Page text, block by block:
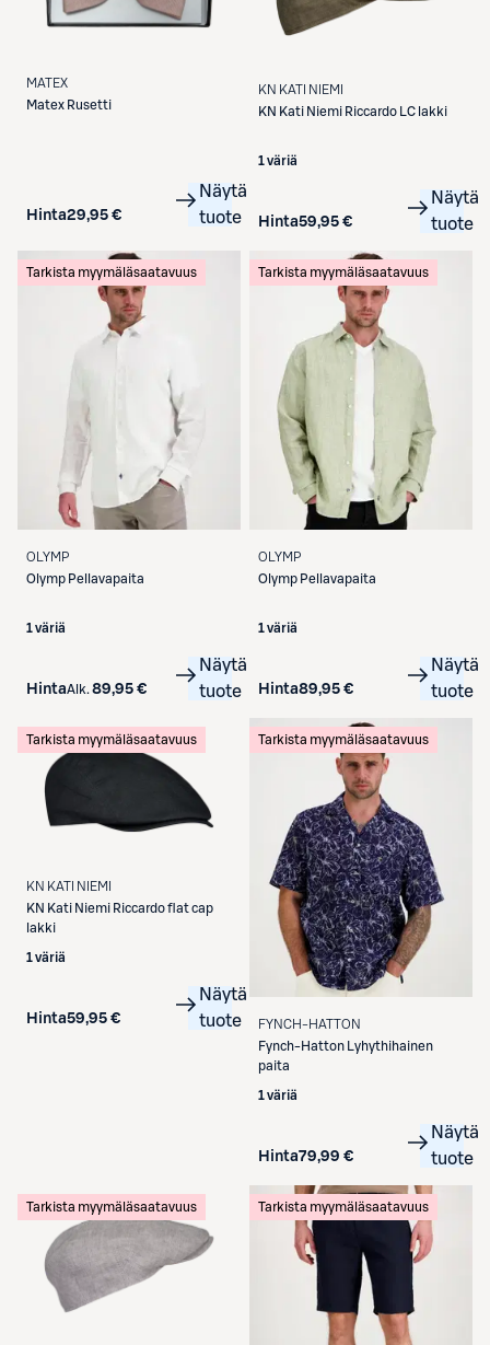
MATEX
Matex Rusetti
Hinta29,95 €
Näytä
tuote
KN KATI NIEMI
KN Kati Niemi Riccardo LC lakki
1 väriä
Hinta59,95 €
Näytä
tuote
Tarkista myymäläsaatavuus
OLYMP
Olymp Pellavapaita
1 väriä
HintaAlk. 89,95 €
Näytä
tuote
Tarkista myymäläsaatavuus
OLYMP
Olymp Pellavapaita
1 väriä
Hinta89,95 €
Näytä
tuote
Tarkista myymäläsaatavuus
KN KATI NIEMI
KN Kati Niemi Riccardo flat cap
lakki
1 väriä
Hinta59,95 €
Näytä
tuote
Tarkista myymäläsaatavuus
FYNCH-HATTON
Fynch-Hatton
Lyhythihainen
paita
1 väriä
Hinta79,99 €
Näytä
tuote
Tarkista myymäläsaatavuus Tarkista myymäläsaatavuus